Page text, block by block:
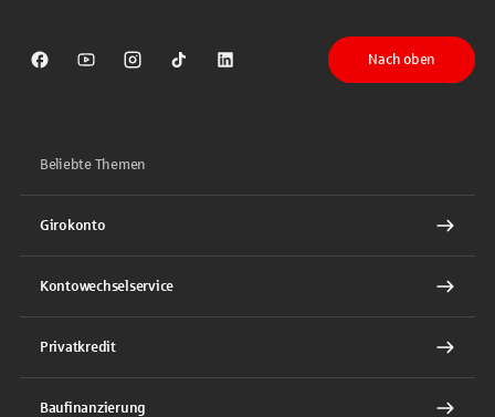
Sparkasse auf Facebook
Sparkasse auf Youtube
Sparkasse auf Instagram
Sparkasse auf TikTok
Sparkasse auf LinkedIn
Nach oben
Beliebte Themen
Girokonto
Kontowechselservice
Privatkredit
Baufinanzierung